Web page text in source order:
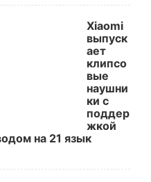
Xiaomi
выпуск
ает
клипсо
вые
наушни
ки с
поддер
жкой
на 21 язык